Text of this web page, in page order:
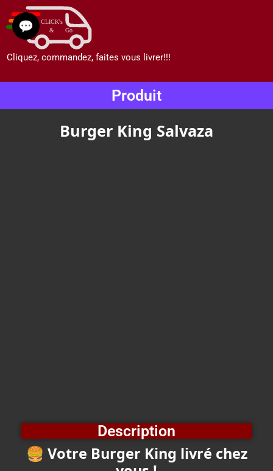
Cliquez, commandez, faites vous livrer!!!
Produit
Burger King Salvaza
Description
🍔 Votre Burger King livré chez
💬